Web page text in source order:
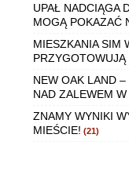
UPAŁ NADCIĄGA
MOGĄ POKAZAĆ
MIESZKANIA SIM
NEW OAK LAND
NAD ZALEWEM
ZNAMY WYNIKI
MIEŚCIE! (21)